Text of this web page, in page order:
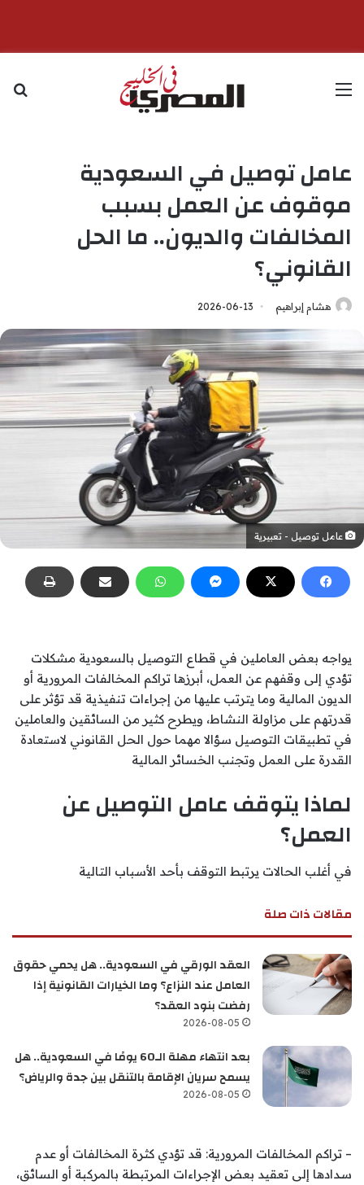
القائمة
عامل توصيل في السعودية
موقوف عن العمل بسبب
المخالفات والديون.. ما الحل
القانوني؟
هشام إبراهيم 2026-06-13
عامل توصيل - تعبيرية
يواجه بعض العاملين في قطاع التوصيل بالسعودية مشكلات
تؤدي إلى وقفهم عن العمل، أبرزها تراكم المخالفات المرورية أو
الديون المالية وما يترتب عليها من إجراءات تنفيذية قد تؤثر على
قدرتهم على مزاولة النشاط، ويطرح كثير من السائقين والعاملين
في تطبيقات التوصيل سؤالا مهما حول الحل القانوني لاستعادة
القدرة على العمل وتجنب الخسائر المالية
لماذا يتوقف عامل التوصيل عن
العمل؟
في أغلب الحالات يرتبط التوقف بأحد الأسباب التالية
مقالات ذات صلة
العقد الورقي في السعودية.. هل يحمي حقوق
العامل عند النزاع؟ وما الخيارات القانونية إذا
رفضت بنود العقد؟
2026-08-05
بعد انتهاء مهلة الـ60 يومًا في السعودية.. هل
يسمح سريان الإقامة بالتنقل بين جدة والرياض؟
2026-08-05
– تراكم المخالفات المرورية: قد تؤدي كثرة المخالفات أو عدم
سدادها إلى تعقيد بعض الإجراءات المرتبطة بالمركبة أو السائق،